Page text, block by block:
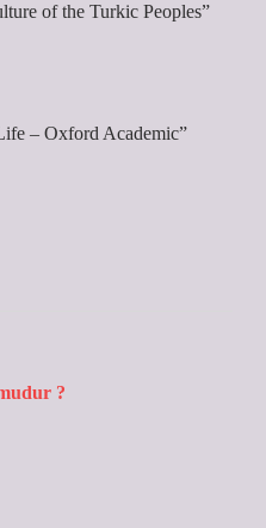
of the Turkic Peoples”
– Oxford Academic”
?